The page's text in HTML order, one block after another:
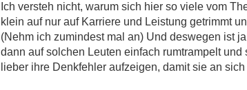
Ich versteh nicht, warum sich hier so viele vom
klein auf nur auf Karriere und Leistung getrimmt
(Nehm ich zumindest mal an) Und deswegen ist
dann auf solchen Leuten einfach rumtrampelt
lieber ihre Denkfehler aufzeigen, damit sie an